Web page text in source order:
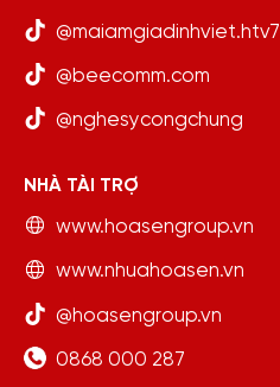
@maiamgiadinhviet.htv7
@beecomm.com
@nghesycongchung
NHÀ TÀI TRỢ
www.hoasengroup.vn
www.nhuahoasen.vn
@hoasengroup.vn
0868 000 287